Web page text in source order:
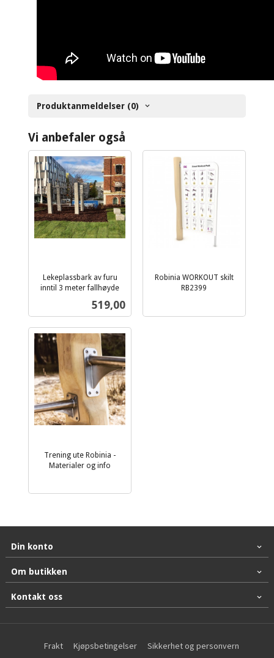
Produktanmeldelser (0)
Vi anbefaler også
Lekeplassbark av furu
inntil 3 meter fallhøyde
Pris
519,00
Robinia WORKOUT skilt
RB2399
Trening ute Robinia -
Materialer og info
Din konto
Om butikken
Kontakt oss
Frakt Kjøpsbetingelser Sikkerhet og personvern